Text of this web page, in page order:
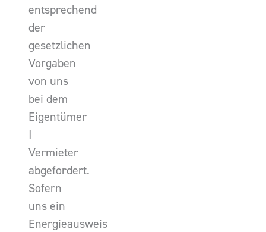
entsprechend
der
gesetzlichen
Vorgaben
von uns
bei dem
Eigentümer
I
Vermieter
abgefordert.
Sofern
uns ein
Energieausweis